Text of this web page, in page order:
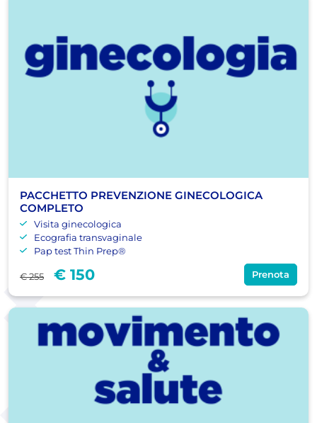
PACCHETTO PREVENZIONE GINECOLOGICA
COMPLETO
Visita ginecologica
Ecografia transvaginale
Pap test Thin Prep®
€ 255 € 150 Prenota